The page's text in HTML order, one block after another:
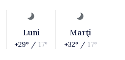
Luni
+29° / 17°
Marţi
+32° / 17°